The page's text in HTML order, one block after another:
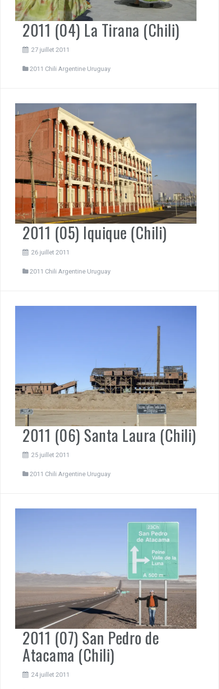
2011 (04) La Tirana (Chili)
27 juillet 2011
2011 Chili Argentine Uruguay
2011 (05) Iquique (Chili)
26 juillet 2011
2011 Chili Argentine Uruguay
2011 (06) Santa Laura (Chili)
25 juillet 2011
2011 Chili Argentine Uruguay
2011 (07) San Pedro de
Atacama (Chili)
24 juillet 2011